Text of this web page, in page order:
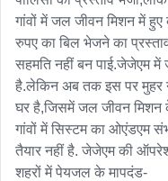
गांवों में जल जीवन मिशन में
रुपए का बिल भेजने का
सहमति नहीं बन पाई.जेजेएम
है.लेकिन अब तक इस पर मुहर
घर है,जिसमें जल जीवन मिशन
गांवों में सिस्टम का ओएंडएम
तैयार नहीं है. जेजेएम की
शहरों में पेयजल के मापदंड-